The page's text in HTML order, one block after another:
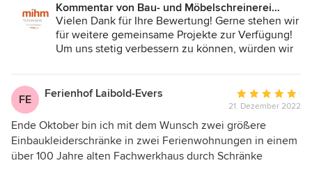
Kommentar von Bau- und Möbelschreinerei
Mihm GmbH & Co.KG:
Vielen Dank für Ihre Bewertung! Gerne stehen wir
für weitere gemeinsame Projekte zur Verfügung!
Um uns stetig verbessern zu können, würden wir
im Punk Kommunikation verbessern könnten.
Danke im Voraus. VG vom gesamten Team!
FE Ferienhof Laibold-Evers
Bewertung:
5
von
5
21. Dezember 2022
Ende Oktober bin ich mit dem Wunsch zwei größere
Einbaukleiderschränke in zwei Ferienwohnungen in einem
über 100 Jahre alten Fachwerkhaus durch Schränke